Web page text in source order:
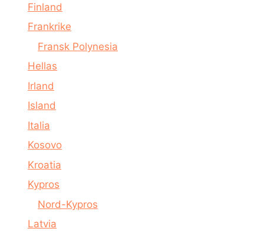
Finland
Frankrike
Fransk Polynesia
Hellas
Irland
Island
Italia
Kosovo
Kroatia
Kypros
Nord-Kypros
Latvia